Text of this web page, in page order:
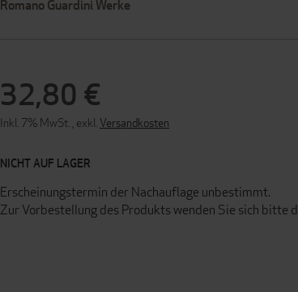
Romano Guardini Werke
32,80 €
Inkl. 7% MwSt. , exkl. Versandkosten
NICHT AUF LAGER
Erscheinungstermin der Nachauflage unbestimmt.
Zur Vorbestellung des Produkts wenden Sie sich bitte